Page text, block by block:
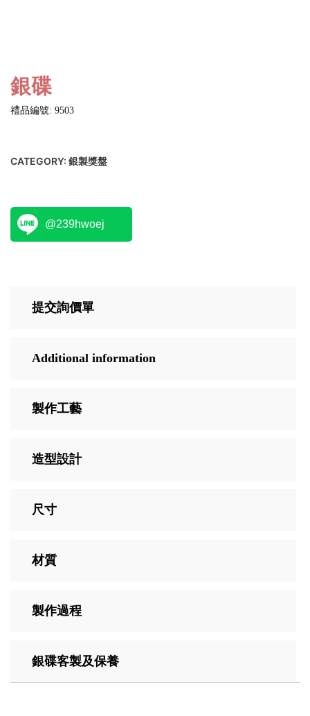
銀碟
禮品編號: 9503
CATEGORY: 銀製獎盤
@239hwoej
提交詢價單
Additional information
製作工藝
造型設計
尺寸
材質
製作過程
銀碟客製及保養